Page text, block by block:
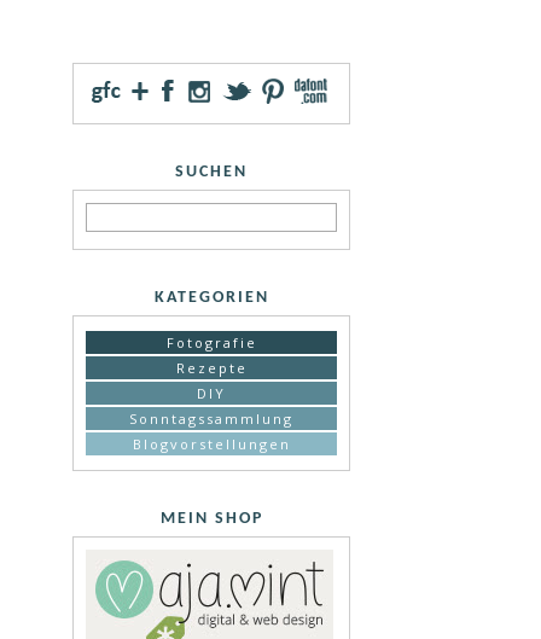
SUCHEN
KATEGORIEN
Fotografie
Rezepte
DIY
Sonntagssammlung
Blogvorstellungen
MEIN SHOP